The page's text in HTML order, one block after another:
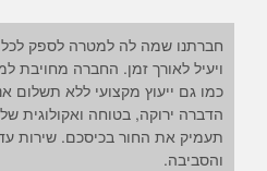
חברתנו שמה לה למטרה לספק לכל
ויעיל לאורך זמן. החברה מחויבת
כמו גם ייעוץ מקצועי ללא תשלום
הדברה ירוקה, בטוחה ואקולוגית
תעמיק את החור בכיסכם. שירות
והסביבה.